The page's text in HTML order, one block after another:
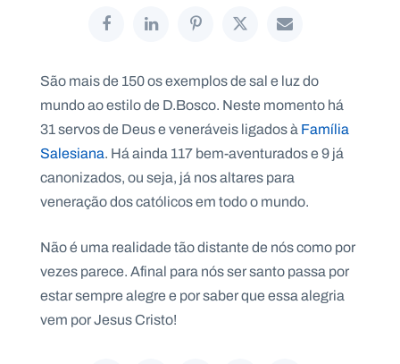
São mais de 150 os exemplos de sal e luz do
mundo ao estilo de D.Bosco. Neste momento há
31 servos de Deus e veneráveis ligados àFamília
Salesiana. Há ainda 117 bem-aventurados e 9 já
canonizados, ou seja, já nos altares para
veneração dos católicos em todo o mundo.
Não é uma realidade tão distante de nós como por
vezes parece. Afinal para nós ser santo passa por
estar sempre alegre e por saber que essa alegria
vem por Jesus Cristo!
N
A
I
O
N
A
L
S
a
l
e
i
n
o
.